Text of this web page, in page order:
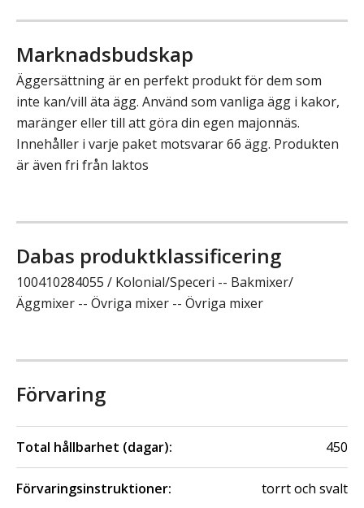
Marknadsbudskap
Äggersättning är en perfekt produkt för dem som
inte kan/vill äta ägg. Använd som vanliga ägg i kakor,
maränger eller till att göra din egen majonnäs.
Innehåller i varje paket motsvarar 66 ägg. Produkten
är även fri från laktos
Dabas produktklassificering
100410284055 / Kolonial/Speceri -- Bakmixer/
Äggmixer -- Övriga mixer -- Övriga mixer
Förvaring
Total hållbarhet (dagar): 450
Förvaringsinstruktioner: torrt och svalt